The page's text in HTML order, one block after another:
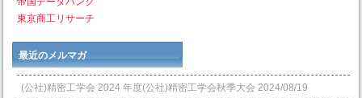
東京商工リサーチ
最近のメルマガ
(公社)精密工学会 2024 年度(公社)精密工学会秋季大会 2024/08/19